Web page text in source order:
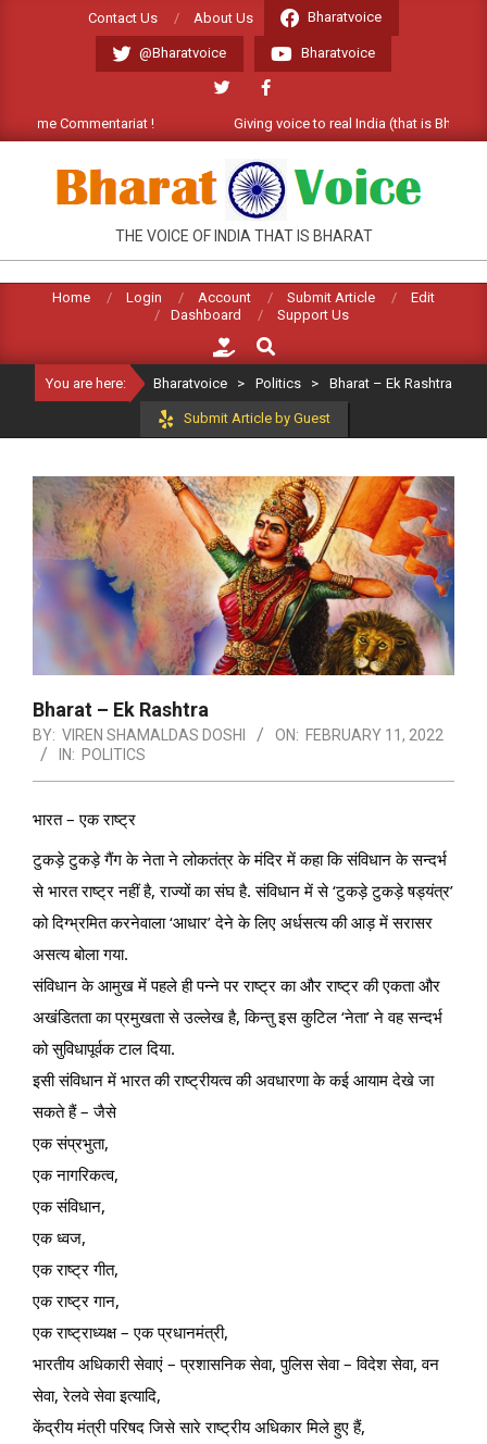
Contact Us About Us Bharatvoice
@Bharatvoice Bharatvoice
Commentariat ! Giving voice to real India (that is Bharat).
BHARATVOICE
THE VOICE OF INDIA THAT IS BHARAT
Home Login Account Submit Article
Edit
Dashboard
Support Us
Search
You are here: Bharatvoice > Politics > Bharat – Ek Rashtra
Submit Article by Guest
Bharat – Ek Rashtra
BY: VIREN SHAMALDAS DOSHI ON: FEBRUARY 11, 2022
IN: POLITICS
भारत – एक राष्ट्र
टुकड़े टुकड़े गैंग के नेता ने लोकतंत्र के मंदिर में कहा कि संविधान के सन्दर्भ
से भारत राष्ट्र नहीं है, राज्यों का संघ है. संविधान में से ‘टुकड़े टुकड़े षड्यंत्र’
को दिग्भ्रमित करनेवाला ‘आधार’ देने के लिए अर्धसत्य की आड़ में सरासर
असत्य बोला गया.
संविधान के आमुख में पहले ही पन्ने पर राष्ट्र का और राष्ट्र की एकता और
अखंडितता का प्रमुखता से उल्लेख है, किन्तु इस कुटिल ‘नेता’ ने वह सन्दर्भ
को सुविधापूर्वक टाल दिया.
इसी संविधान में भारत की राष्ट्रीयत्व की अवधारणा के कई आयाम देखे जा
सकते हैं – जैसे
एक संप्रभुता,
एक नागरिकत्व,
एक संविधान,
एक ध्वज,
एक राष्ट्र गीत,
एक राष्ट्र गान,
एक राष्ट्राध्यक्ष – एक प्रधानमंत्री,
भारतीय अधिकारी सेवाएं – प्रशासनिक सेवा, पुलिस सेवा – विदेश सेवा, वन
सेवा, रेलवे सेवा इत्यादि,
केंद्रीय मंत्री परिषद जिसे सारे राष्ट्रीय अधिकार मिले हुए हैं,